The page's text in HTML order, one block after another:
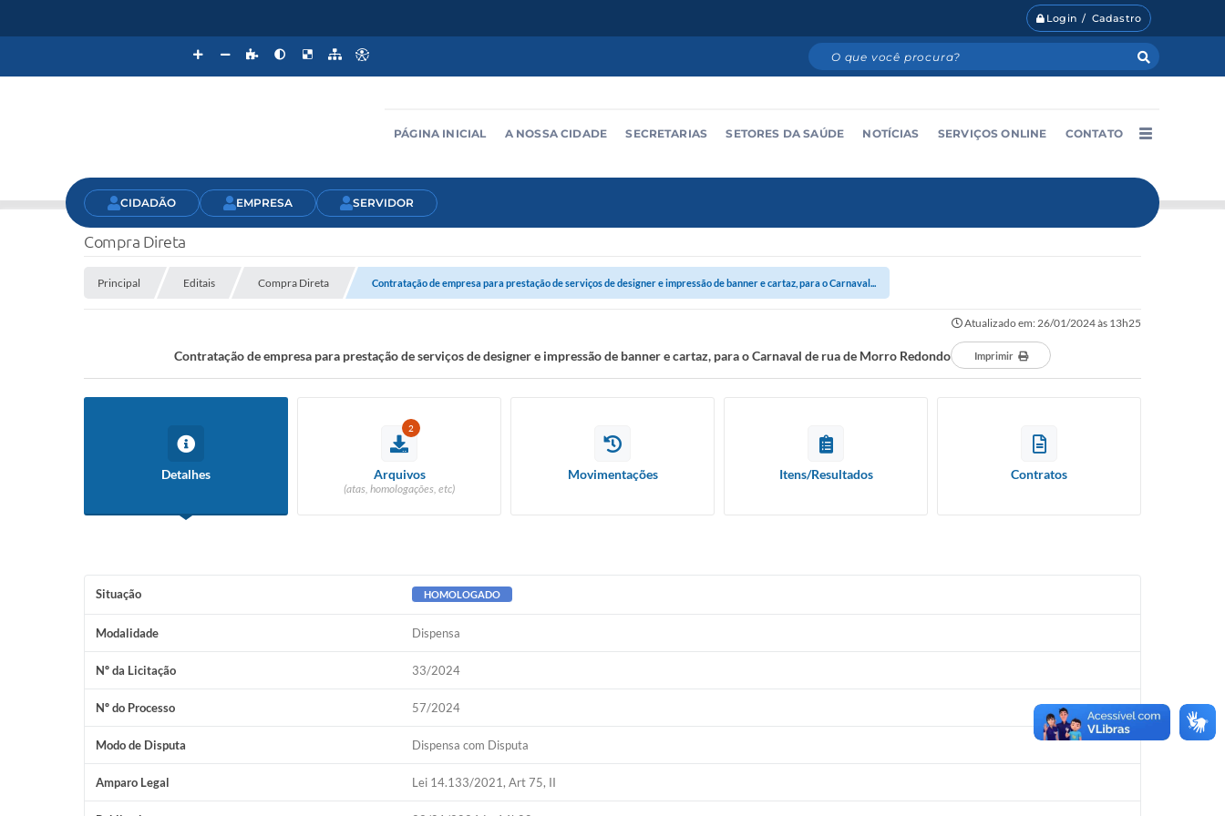
Login / Cadastro
PÁGINA INICIAL A NOSSA CIDADE SECRETARIAS SETORES DA SAÚDE NOTÍCIAS SERVIÇOS ONLINE CONTATO
CIDADÃO EMPRESA SERVIDOR
Compra Direta
Principal Editais Compra Direta Contratação de empresa para prestação de serviços de designer e impressão de banner e cartaz, para o Carnaval...
Atualizado em: 26/01/2024 às 13h25
Contratação de empresa para prestação de serviços de designer e impressão de banner e cartaz, para o Carnaval de rua de Morro Redondo Imprimir
Detalhes
2
Arquivos
(atas, homologações, etc)
Movimentações Itens/Resultados Contratos
Situação HOMOLOGADO
Modalidade Dispensa
Nº da Licitação 33/2024
Nº do Processo 57/2024
Modo de Disputa Dispensa com Disputa
Amparo Legal Lei 14.133/2021, Art 75, II